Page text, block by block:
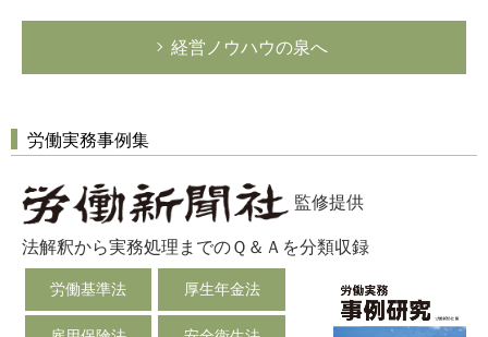
経営ノウハウの泉へ
労働実務事例集
監修提供
法解釈から実務処理までのＱ＆Ａを分類収録
労働基準法 厚生年金法